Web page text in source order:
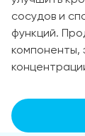
сосудов и
функций.
компоненты,